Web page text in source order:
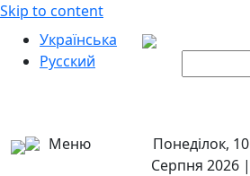
Skip to content
Українська
Русский
Меню
Понеділок, 10
Серпня 2026 |